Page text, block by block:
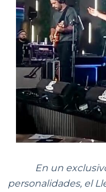
En un
personalidades, el